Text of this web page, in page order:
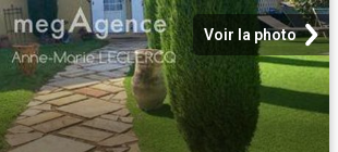
Voir la photo